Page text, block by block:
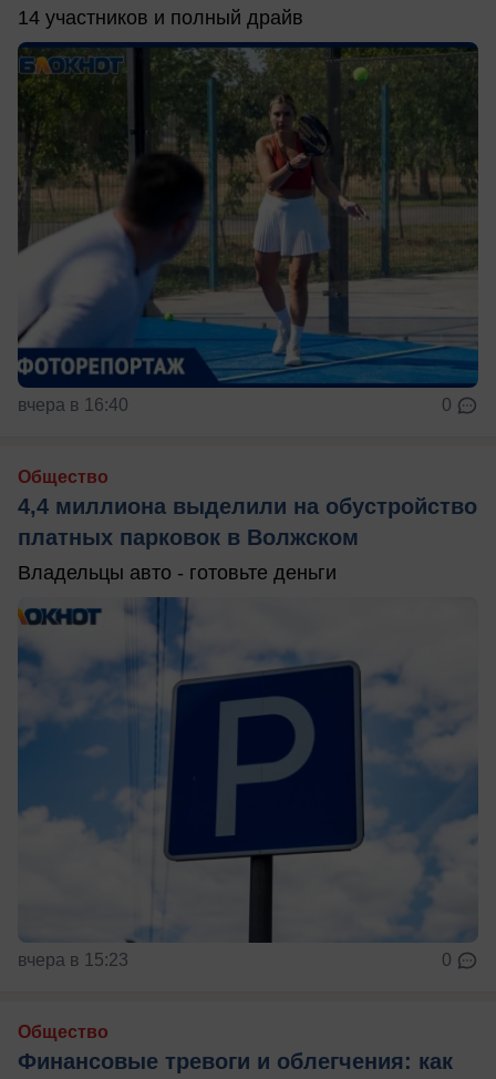
14 участников и полный драйв
вчера в 16:40 0
Общество
4,4 миллиона выделили на обустройство
платных парковок в Волжском
Владельцы авто - готовьте деньги
вчера в 15:23 0
Общество
Финансовые тревоги и облегчения: как